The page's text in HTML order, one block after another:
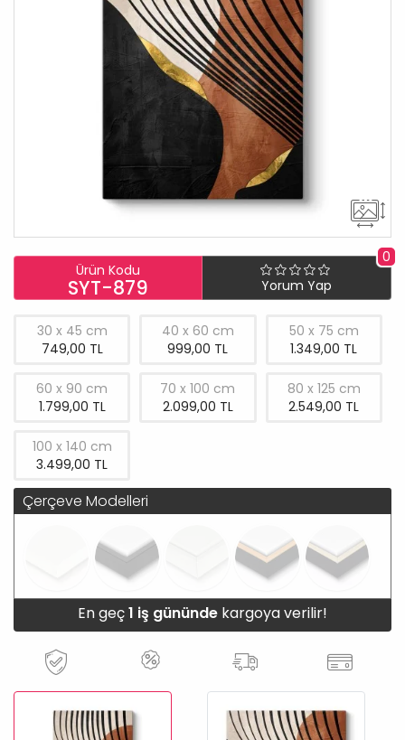
Ürün Kodu
SYT-879
0
Yorum Yap
30 x 45 cm
749,00 TL
40 x 60 cm
999,00 TL
50 x 75 cm
1.349,00 TL
60 x 90 cm
1.799,00 TL
70 x 100 cm
2.099,00 TL
80 x 125 cm
2.549,00 TL
100 x 140 cm
3.499,00 TL
Çerçeve Modelleri
En geç1 iş gününde kargoya verilir!